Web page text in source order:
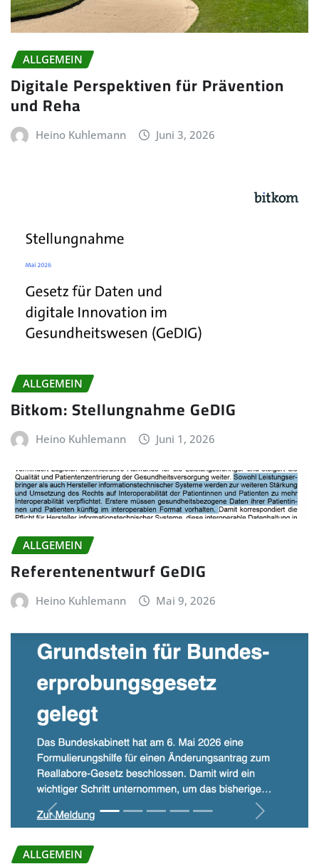
ALLGEMEIN
Digitale Perspektiven für Prävention
und Reha
Heino Kuhlemann Juni 3, 2026
ALLGEMEIN
Bitkom: Stellungnahme GeDIG
Heino Kuhlemann Juni 1, 2026
ALLGEMEIN
Referentenentwurf GeDIG
Heino Kuhlemann Mai 9, 2026
ALLGEMEIN